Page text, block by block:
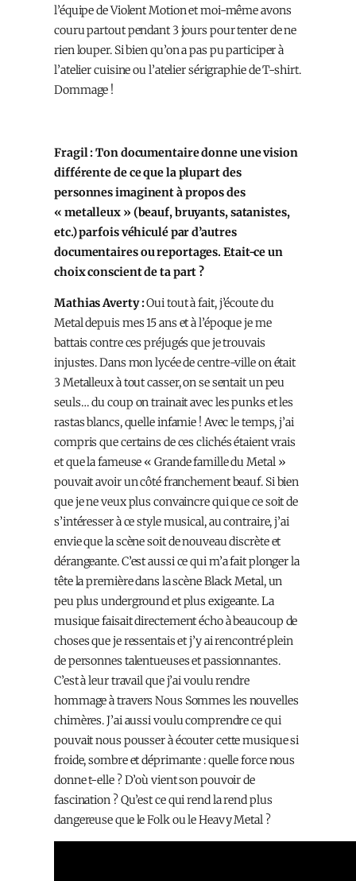
l’équipe de Violent Motion et moi-même avons
couru partout pendant 3 jours pour tenter de ne
rien louper. Si bien qu’on a pas pu participer à
l’atelier cuisine ou l’atelier sérigraphie de T-shirt.
Dommage !
Fragil : Ton documentaire donne une vision
différente de ce que la plupart des
personnes imaginent à propos des
« metalleux » (beauf, bruyants, satanistes,
etc.) parfois véhiculé par d’autres
documentaires ou reportages. Etait-ce un
choix conscient de ta part ?
Mathias Averty :Oui tout à fait, j’écoute du
Metal depuis mes 15 ans et à l’époque je me
battais contre ces préjugés que je trouvais
injustes. Dans mon lycée de centre-ville on était
3 Metalleux à tout casser, on se sentait un peu
seuls… du coup on trainait avec les punks et les
rastas blancs, quelle infamie ! Avec le temps, j’ai
compris que certains de ces clichés étaient vrais
et que la fameuse « Grande famille du Metal »
pouvait avoir un côté franchement beauf. Si bien
que je ne veux plus convaincre qui que ce soit de
s’intéresser à ce style musical, au contraire, j’ai
envie que la scène soit de nouveau discrète et
dérangeante. C’est aussi ce qui m’a fait plonger la
tête la première dans la scène Black Metal, un
peu plus underground et plus exigeante. La
musique faisait directement écho à beaucoup de
choses que je ressentais et j’y ai rencontré plein
de personnes talentueuses et passionnantes.
C’est à leur travail que j’ai voulu rendre
hommage à travers Nous Sommes les nouvelles
chimères. J’ai aussi voulu comprendre ce qui
pouvait nous pousser à écouter cette musique si
froide, sombre et déprimante : quelle force nous
donne t-elle ? D’où vient son pouvoir de
fascination ? Qu’est ce qui rend la rend plus
dangereuse que le Folk ou le Heavy Metal ?